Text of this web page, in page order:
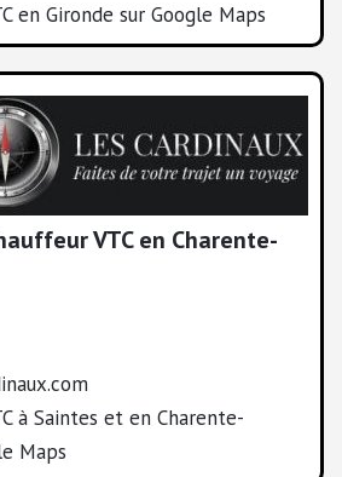
en Gironde sur Google Maps
VTC en Charente-
à Saintes et en Charente-
Maps